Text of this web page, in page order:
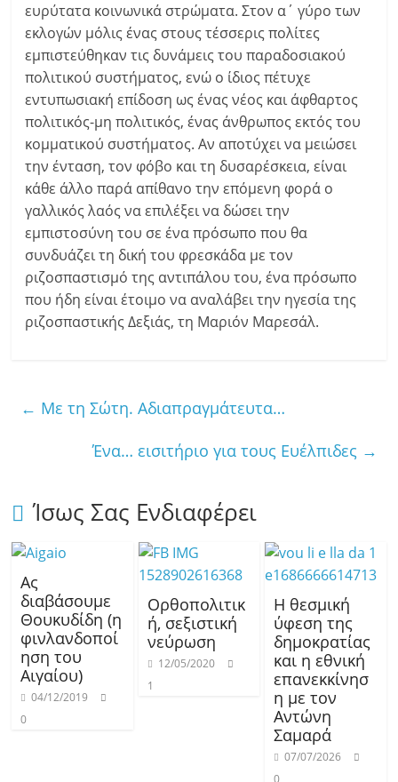
ευρύτατα κοινωνικά στρώματα. Στον α΄ γύρο των
εκλογών μόλις ένας στους τέσσερις πολίτες
εμπιστεύθηκαν τις δυνάμεις του παραδοσιακού
πολιτικού συστήματος, ενώ ο ίδιος πέτυχε
εντυπωσιακή επίδοση ως ένας νέος και άφθαρτος
πολιτικός-μη πολιτικός, ένας άνθρωπος εκτός του
κομματικού συστήματος. Αν αποτύχει να μειώσει
την ένταση, τον φόβο και τη δυσαρέσκεια, είναι
κάθε άλλο παρά απίθανο την επόμενη φορά ο
γαλλικός λαός να επιλέξει να δώσει την
εμπιστοσύνη του σε ένα πρόσωπο που θα
συνδυάζει τη δική του φρεσκάδα με τον
ριζοσπαστισμό της αντιπάλου του, ένα πρόσωπο
που ήδη είναι έτοιμο να αναλάβει την ηγεσία της
ριζοσπαστικής Δεξιάς, τη Μαριόν Μαρεσάλ.
← Με τη Σώτη. Αδιαπραγμάτευτα…
Ένα… εισιτήριο για τους Ευέλπιδες →
Ίσως Σας Ενδιαφέρει
Ας
διαβάσουμε
Θουκυδίδη (η
φινλανδοποί
ηση του
Αιγαίου)
04/12/2019
0
Ορθοπολιτικ
ή, σεξιστική
νεύρωση
12/05/2020
1
Η θεσμική
ύφεση της
δημοκρατίας
και η εθνική
επανεκκίνησ
η με τον
Αντώνη
Σαμαρά
07/07/2026